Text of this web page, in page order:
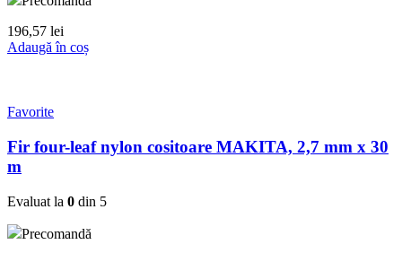
196,57 lei
Adaugă în coș
Favorite
Fir four-leaf nylon cositoare MAKITA, 2,7 mm x 30
m
Evaluat la 0 din 5
Precomandă